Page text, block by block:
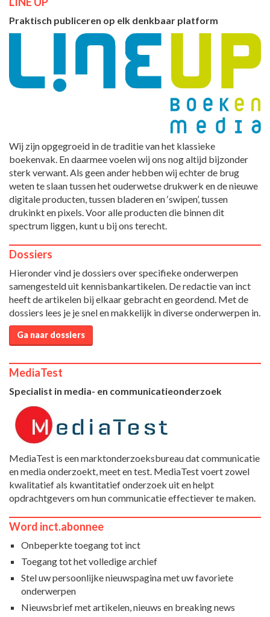
Praktisch publiceren op elk denkbaar platform
Wij zijn opgegroeid in de traditie van het klassieke
boekenvak. En daarmee voelen wij ons nog altijd bijzonder
sterk verwant. Als geen ander hebben wij echter de brug
weten te slaan tussen het ouderwetse drukwerk en de nieuwe
digitale producten, tussen bladeren en ‘swipen’, tussen
drukinkt en pixels. Voor alle producten die binnen dit
spectrum liggen, kunt u bij ons terecht.
Dossiers
Hieronder vind je dossiers over specifieke onderwerpen
samengesteld uit kennisbankartikelen. De redactie van inct
heeft de artikelen bij elkaar gebracht en geordend. Met de
dossiers lees je je snel en makkelijk in diverse onderwerpen in.
Ga naar dossiers
MediaTest
Specialist in media- en communicatieonderzoek
MediaTest is een marktonderzoeksbureau dat communicatie
en media onderzoekt, meet en test. MediaTest voert zowel
kwalitatief als kwantitatief onderzoek uit en helpt
opdrachtgevers om hun communicatie effectiever te maken.
Word inct.abonnee
Onbeperkte toegang tot inct
Toegang tot het volledige archief
Stel uw persoonlijke nieuwspagina met uw favoriete
onderwerpen
Nieuwsbrief met artikelen, nieuws en breaking news